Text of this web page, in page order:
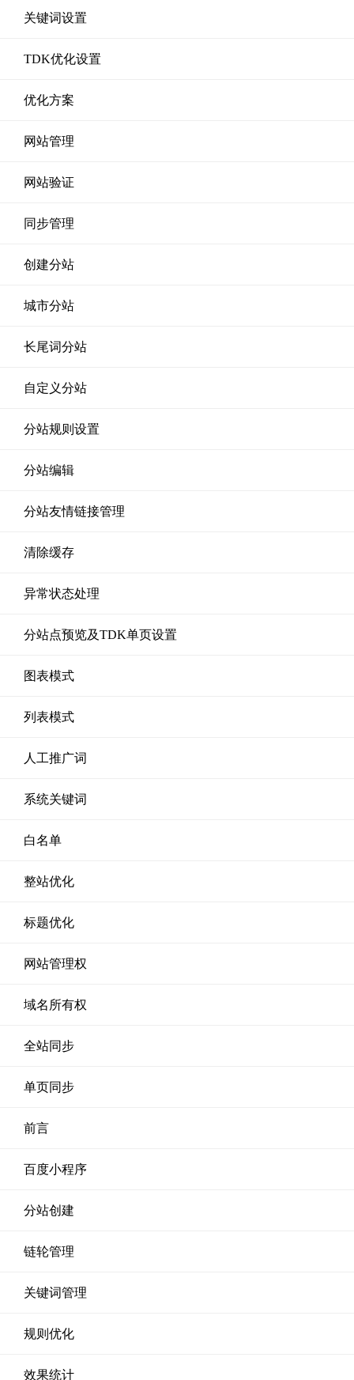
关键词设置
TDK优化设置
优化方案
网站管理
网站验证
同步管理
创建分站
城市分站
长尾词分站
自定义分站
分站规则设置
分站编辑
分站友情链接管理
清除缓存
异常状态处理
分站点预览及TDK单页设置
图表模式
列表模式
人工推广词
系统关键词
白名单
整站优化
标题优化
网站管理权
域名所有权
全站同步
单页同步
前言
百度小程序
分站创建
链轮管理
关键词管理
规则优化
效果统计